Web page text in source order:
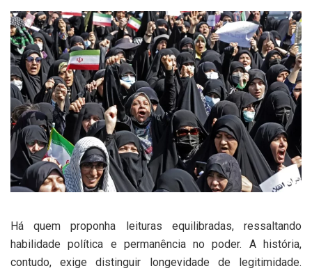
Há quem proponha leituras equilibradas, ressaltando
habilidade política e permanência no poder. A história,
contudo, exige distinguir longevidade de legitimidade.